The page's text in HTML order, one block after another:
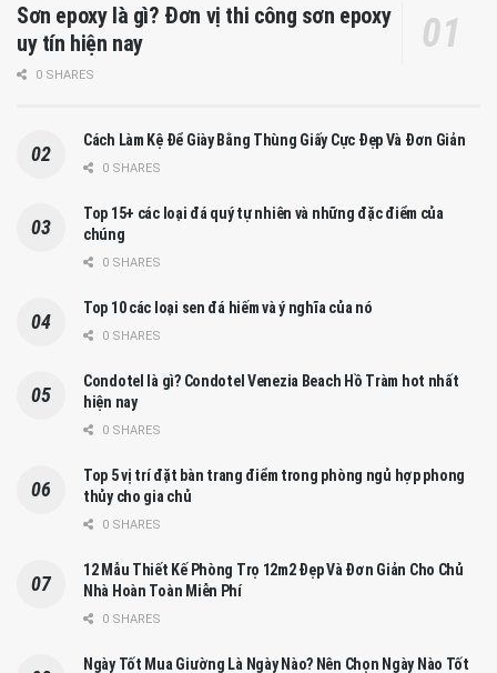
Sơn epoxy là gì? Đơn vị thi công sơn epoxy
uy tín hiện nay
0 SHARES
Cách Làm Kệ Để Giày Bằng Thùng Giấy Cực Đẹp Và Đơn Giản
0 SHARES
Top 15+ các loại đá quý tự nhiên và những đặc điểm của
chúng
0 SHARES
Top 10 các loại sen đá hiếm và ý nghĩa của nó
0 SHARES
Condotel là gì? Condotel Venezia Beach Hồ Tràm hot nhất
hiện nay
0 SHARES
Top 5 vị trí đặt bàn trang điểm trong phòng ngủ hợp phong
thủy cho gia chủ
0 SHARES
12 Mẫu Thiết Kế Phòng Trọ 12m2 Đẹp Và Đơn Giản Cho Chủ
Nhà Hoàn Toàn Miễn Phí
0 SHARES
Ngày Tốt Mua Giường Là Ngày Nào? Nên Chọn Ngày Nào Tốt